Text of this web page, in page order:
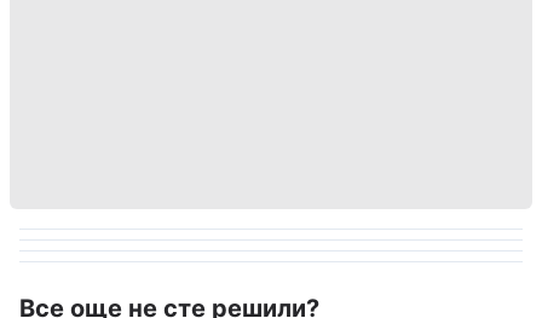
Все още не сте решили?